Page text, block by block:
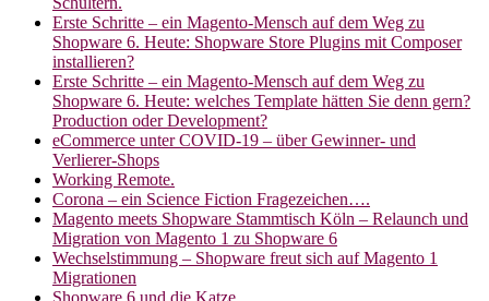
Erste Schritte – ein Magento-Mensch auf dem Weg zu
Shopware 6. Heute: Shopware Store Plugins mit Composer
installieren?
Erste Schritte – ein Magento-Mensch auf dem Weg zu
Shopware 6. Heute: welches Template hätten Sie denn gern?
Production oder Development?
eCommerce unter COVID-19 – über Gewinner- und
Verlierer-Shops
Working Remote.
Corona – ein Science Fiction Fragezeichen….
Magento meets Shopware Stammtisch Köln – Relaunch und
Migration von Magento 1 zu Shopware 6
Wechselstimmung – Shopware freut sich auf Magento 1
Migrationen
Shopware 6 und die Katze